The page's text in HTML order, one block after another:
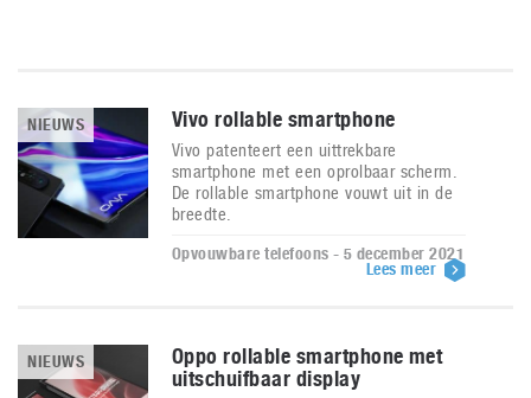
NIEUWS Vivo rollable smartphone
Vivo patenteert een uittrekbare
smartphone met een oprolbaar scherm.
De rollable smartphone vouwt uit in de
breedte.
Opvouwbare telefoons - 5 december 2021
Lees meer
NIEUWS
Oppo rollable smartphone met
uitschuifbaar display